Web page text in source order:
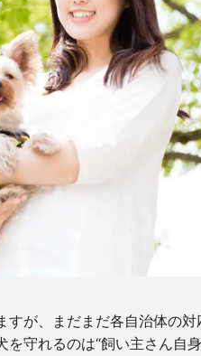
が、まだまだ各自治体の対
守れるのは“飼い主さん自